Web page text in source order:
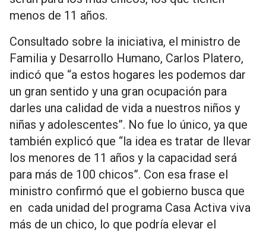
menos de 11 años.
Consultado sobre la iniciativa, el ministro de
Familia y Desarrollo Humano, Carlos Platero,
indicó que “a estos hogares les podemos dar
un gran sentido y una gran ocupación para
darles una calidad de vida a nuestros niños y
niñas y adolescentes”. No fue lo único, ya que
también explicó que “la idea es tratar de llevar
los menores de 11 años y la capacidad será
para más de 100 chicos”. Con esa frase el
ministro confirmó que el gobierno busca que
en cada unidad del programa Casa Activa viva
más de un chico, lo que podría elevar el